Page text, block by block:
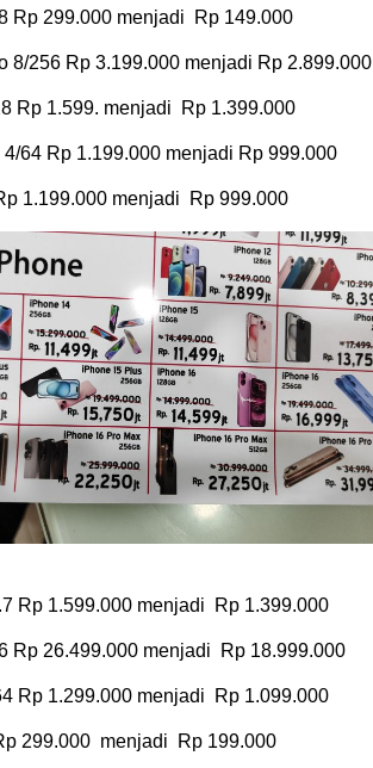
Rp 299.000 menjadi Rp 149.000
8/256 Rp 3.199.000 menjadi Rp 2.899.000
Rp 1.599. menjadi Rp 1.399.000
64 Rp 1.199.000 menjadi Rp 999.000
1.199.000 menjadi Rp 999.000
Rp 1.599.000 menjadi Rp 1.399.000
Rp 26.499.000 menjadi Rp 18.999.000
Rp 1.299.000 menjadi Rp 1.099.000
299.000 menjadi Rp 199.000